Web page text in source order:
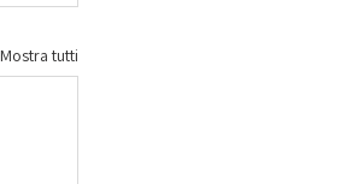
Mostra tutti